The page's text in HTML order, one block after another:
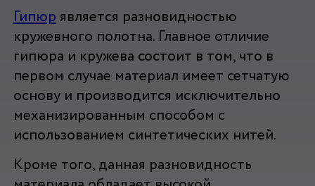
Гипюрявляется разновидностью
кружевного полотна. Главное отличие
гипюра и кружева состоит в том, что в
первом случае материал имеет сетчатую
основу и производится исключительно
механизированным способом с
использованием синтетических нитей.
Кроме того, данная разновидность